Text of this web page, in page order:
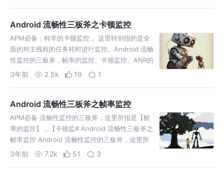
Android 流畅性三板斧之卡顿监控
APM必备：科学的卡顿监控 。这里特别指的是全
面的对主线程的任务耗时进行监控。Android 流畅
性监控的三板斧，帧率的监控、卡顿监控、ANR的
监控。该篇是卡顿监控。
3年前 2.5k 19 1
Android 流畅性三板斧之帧率监控
APM必备 流畅性监控的三板斧，这里所指是【帧
率的监控】，【卡顿监# Android 流畅性三板斧之
帧率监控 Android 流畅性监控的三板斧，这里所
指是【帧率的监控】，【卡顿监控】和【ANR的
3年前 7.2k 51 3